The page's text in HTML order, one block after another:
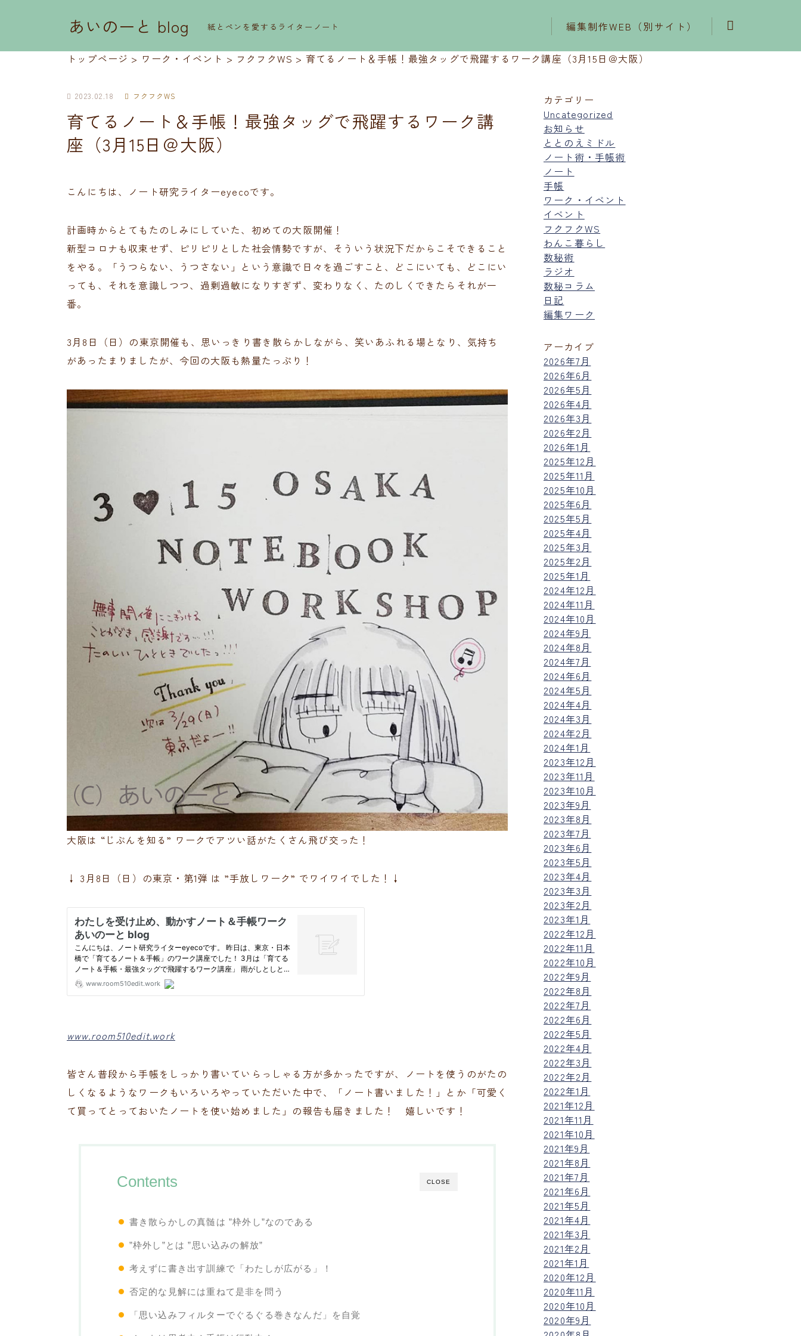
あいのーと blog 紙とペンを愛するライターノート 編集制作WEB（別サイト）
トップページ > ワーク・イベント > フクフクWS > 育てるノート＆手帳！最強タッグで飛躍するワーク講座（3月15日＠大阪）
2023.02.18 フクフクWS
育てるノート＆手帳！最強タッグで飛躍するワーク講
座（3月15日＠大阪）
こんにちは、ノート研究ライターeyecoです。
計画時からとてもたのしみにしていた、初めての大阪開催！
新型コロナも収束せず、ピリピリとした社会情勢ですが、そういう状況下だからこそできること
をやる。「うつらない、うつさない」という意識で日々を過ごすこと、どこにいても、どこにい
っても、それを意識しつつ、過剰過敏になりすぎず、変わりなく、たのしくできたらそれが一
番。
3月8日（日）の東京開催も、思いっきり書き散らかしながら、笑いあふれる場となり、気持ち
があったまりましたが、今回の大阪も熱量たっぷり！
大阪は “じぶんを知る” ワークでアツい話がたくさん飛び交った！
↓ 3月8日（日）の東京・第1弾 は ”手放しワーク” でワイワイでした！↓
www.room510edit.work
皆さん普段から手帳をしっかり書いていらっしゃる方が多かったですが、ノートを使うのがたの
しくなるようなワークもいろいろやっていただいた中で、「ノート書いました！」とか「可愛く
て買ってとっておいたノートを使い始めました」の報告も届きました！ 嬉しいです！
CLOSE
Contents
書き散らかしの真髄は ”枠外し”なのである
”枠外し”とは ”思い込みの解放”
考えずに書き出す訓練で「わたしが広がる」！
否定的な見解には重ねて是非を問う
「思い込みフィルターでぐるぐる巻きなんだ」を自覚
カテゴリー
Uncategorized
お知らせ
ととのえミドル
ノート術・手帳術
ノート
手帳
ワーク・イベント
イベント
フクフクWS
わんこ暮らし
数秘術
ラジオ
数秘コラム
日記
編集ワーク
アーカイブ
2026年7月
2026年6月
2026年5月
2026年4月
2026年3月
2026年2月
2026年1月
2025年12月
2025年11月
2025年10月
2025年6月
2025年5月
2025年4月
2025年3月
2025年2月
2025年1月
2024年12月
2024年11月
2024年10月
2024年9月
2024年8月
2024年7月
2024年6月
2024年5月
2024年4月
2024年3月
2024年2月
2024年1月
2023年12月
2023年11月
2023年10月
2023年9月
2023年8月
2023年7月
2023年6月
2023年5月
2023年4月
2023年3月
2023年2月
2023年1月
2022年12月
2022年11月
2022年10月
2022年9月
2022年8月
2022年7月
2022年6月
2022年5月
2022年4月
2022年3月
2022年2月
2022年1月
2021年12月
2021年11月
2021年10月
2021年9月
2021年8月
2021年7月
2021年6月
2021年5月
2021年4月
2021年3月
2021年2月
2021年1月
2020年12月
2020年11月
2020年10月
2020年9月